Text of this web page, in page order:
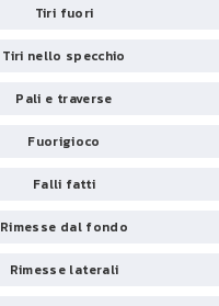
Tiri fuori
Tiri nello specchio
Pali e traverse
Fuorigioco
Falli fatti
Rimesse dal fondo
Rimesse laterali